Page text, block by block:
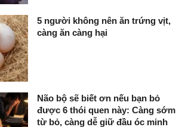
5 người không nên ăn trứng vịt,
càng ăn càng hại
Não bộ sẽ biết ơn nếu bạn bỏ
được 6 thói quen này: Càng sớm
từ bỏ, càng dễ giữ đầu óc minh